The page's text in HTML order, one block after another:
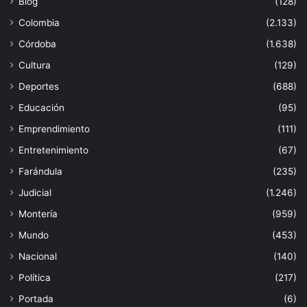
Colombia
(2.133)
Córdoba
(1.638)
Cultura
(129)
Deportes
(688)
Educación
(95)
Emprendimiento
(111)
Entretenimiento
(67)
Farándula
(235)
Judicial
(1.246)
Montería
(959)
Mundo
(453)
Nacional
(140)
Política
(217)
Portada
(6)